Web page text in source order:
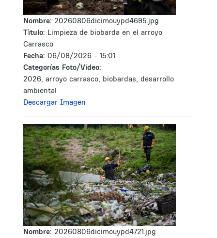
Nombre: 20260806dicimouypd4695.jpg
Tìtulo: Limpieza de biobarda en el arroyo
Carrasco
Fecha: 06/08/2026 - 15:01
Categorías Foto/Video:
2026, arroyo carrasco, biobardas, desarrollo
ambiental
Descargar Imagen
Nombre: 20260806dicimouypd4721.jpg